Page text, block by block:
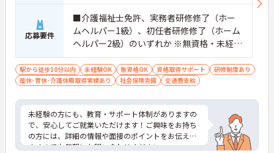
応募要件
■介護福祉士免許、実務者研修修了（ホー
ムヘルパー1級）、初任者研修修了（ホーム
ヘルパー2級）のいずれか ※無資格・未経
験・資格取得見込みの方も相談可 ※経験
者歓迎
駅から徒歩10分以内 未経験OK 無資格OK 資格取得サポート
研修制度あり
産休･育休･介護休暇取得実績あり
社会保険完備 交通費支給
未経験の方にも、教育・サポート体制がありますの
で、安心してご就業いただけます！ご興味をお持ち
の方には、詳細の情報や面接のポイントをお伝えし
ますのでお気軽にお問い合わせください。